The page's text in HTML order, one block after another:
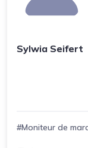
Sylwia Seifert
#Moniteur de